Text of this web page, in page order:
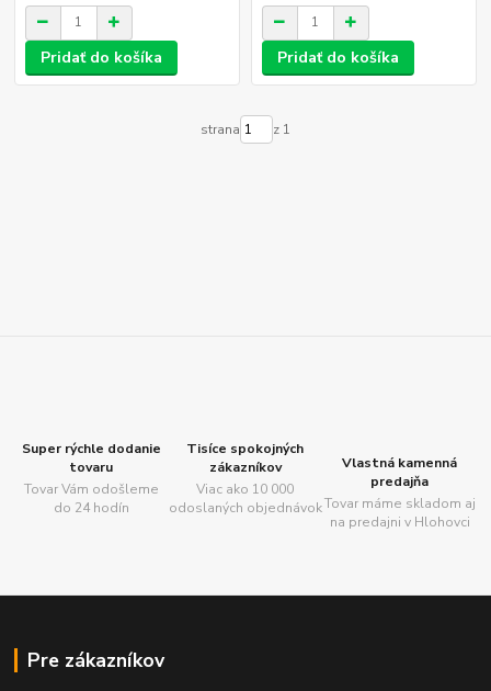
Pridať do košíka Pridať do košíka
strana z 1
Super rýchle dodanie
tovaru
Tovar Vám odošleme
do 24 hodín
Tisíce spokojných
zákazníkov
Viac ako 10 000
odoslaných objednávok
Vlastná kamenná
predajňa
Tovar máme skladom aj
na predajni v Hlohovci
Pre zákazníkov